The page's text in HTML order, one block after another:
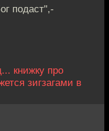
подаст",-
книжку про
зигзагами в